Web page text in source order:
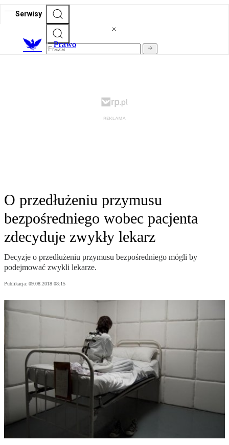
Serwisy
Prawo
O przedłużeniu przymusu
bezpośredniego wobec pacjenta
zdecyduje zwykły lekarz
Decyzje o przedłużeniu przymusu bezpośredniego mógli by
podejmować zwykli lekarze.
Publikacja: 09.08.2018 08:15